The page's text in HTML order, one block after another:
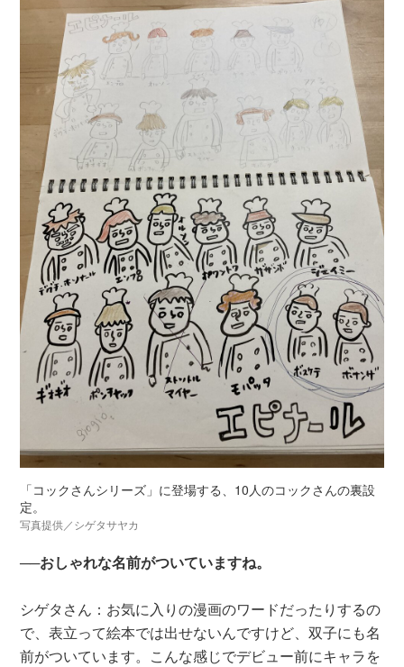
「コックさんシリーズ」に登場する、10人のコックさんの裏設
定。
写真提供／シゲタサヤカ
──おしゃれな名前がついていますね。
シゲタさん：お気に入りの漫画のワードだったりするの
で、表立って絵本では出せないんですけど、双子にも名
前がついています。こんな感じでデビュー前にキャラを